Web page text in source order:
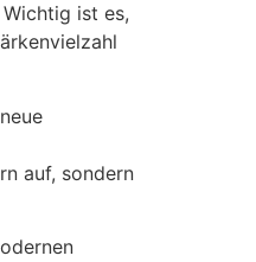
ist es,
auf, sondern